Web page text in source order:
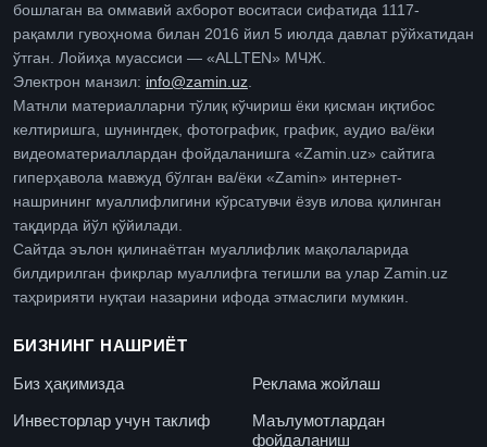
бошлаган ва оммавий ахборот воситаси сифатида 1117-
рақамли гувоҳнома билан 2016 йил 5 июлда давлат рўйхатидан
ўтган. Лойиҳа муассиси — «ALLTEN» МЧЖ.
Электрон манзил: info@zamin.uz
Матнли материалларни тўлиқ кўчириш ёки қисман иқтибос
келтиришга, шунингдек, фотографик, график, аудио ва/ёки
видеоматериаллардан фойдаланишга «Zamin.uz» сайтига
гиперҳавола мавжуд бўлган ва/ёки «Zamin» интернет-
нашрининг муаллифлигини кўрсатувчи ёзув илова қилинган
тақдирда йўл қўйилади.
Сайтда эълон қилинаётган муаллифлик мақолаларида
билдирилган фикрлар муаллифга тегишли ва улар Zamin.uz
таҳририяти нуқтаи назарини ифода этмаслиги мумкин.
БИЗНИНГ НАШРИЁТ
Биз ҳақимизда
Реклама жойлаш
Инвесторлар учун таклиф
Маълумотлардан
фойдаланиш